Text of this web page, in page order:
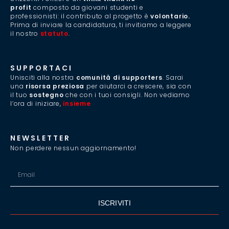
profit composto da giovani studenti e
professionisti: il contributo al progetto èvolontario.
Prima di inviare la candidatura, ti invitiamo a leggere
il nostro statuto.
SUPPORTACI
Unisciti alla nostra comunità di supporters. Sarai
una risorsa preziosa per aiutarci a crescere, sia con
il tuo sostegno che con i tuoi consigli. Non vediamo
l’ora di iniziare, insieme
NEWSLETTER
Non perdere nessun aggiornamento!
ISCRIVITI